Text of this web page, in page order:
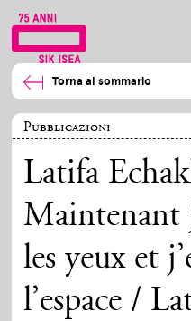
Torna al sommario
Pubblicazioni
Latifa
Maintenant
les yeux et
l’espace /